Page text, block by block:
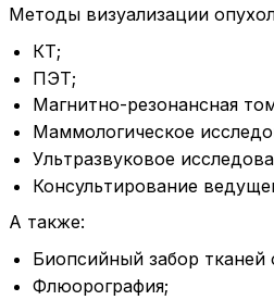
Методы визуализации
КТ;
ПЭТ;
Магнитно-резонансная
Маммологическое
Ультразвуковое
Консультирование
А также:
Биопсийный забор тканей
Флюорография;